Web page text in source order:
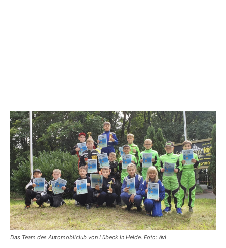
Das Team des Automobilclub von Lübeck in Heide. Foto: AvL